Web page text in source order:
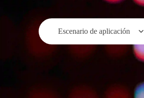
Escenario de aplicación